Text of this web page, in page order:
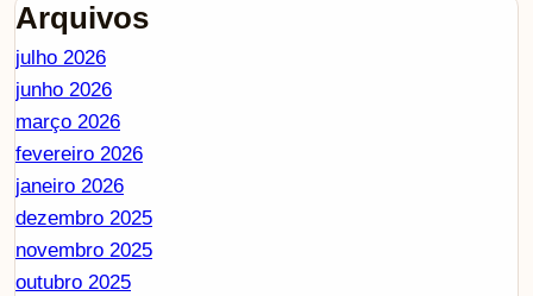
Arquivos
julho 2026
junho 2026
março 2026
fevereiro 2026
janeiro 2026
dezembro 2025
novembro 2025
outubro 2025